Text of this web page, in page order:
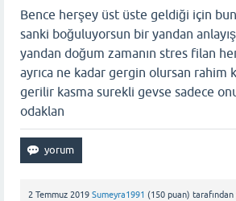
Bence herşey üst üste geldiği için
sanki boğuluyorsun bir yandan
yandan doğum zamanın stres filan
ayrıca ne kadar gergin olursan rahim
gerilir kasma surekli gevse sadece
odaklan
2 Temmuz 2019 Sumeyra1991 (150 puan) tarafından